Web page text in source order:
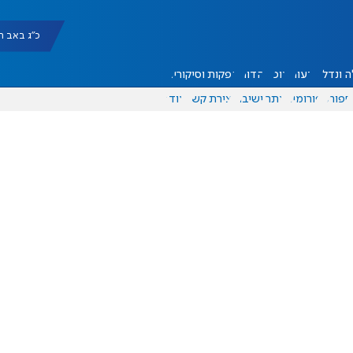
כ"ג באב תשפ"ו
ונדל"ן דעות אוכל יהדות הפקות וסיקורים
ספורט פורומים אתר ישיבה יצירת קשר עוד